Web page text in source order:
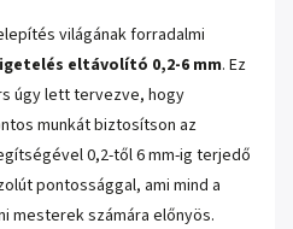
világának forradalmi
eltávolító 0,2-6 mm. Ez
úgy lett tervezve, hogy
munkát biztosítson az
0,2-től 6 mm-ig terjedő
pontossággal, ami mind a
mesterek számára előnyös.